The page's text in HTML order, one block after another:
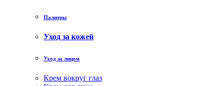
Палитры
Уход за кожей
Уход за лицом
Крем вокруг глаз